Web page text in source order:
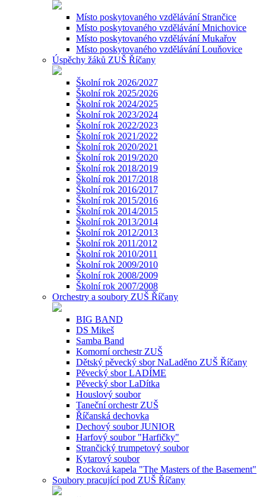
Místo poskytovaného vzdělávání Strančice
Místo poskytovaného vzdělávání Mnichovice
Místo poskytovaného vzdělávání Mukařov
Místo poskytovaného vzdělávání Louňovice
Úspěchy žáků ZUŠ Říčany
Školní rok 2026/2027
Školní rok 2025/2026
Školní rok 2024/2025
Školní rok 2023/2024
Školní rok 2022/2023
Školní rok 2021/2022
Školní rok 2020/2021
Školní rok 2019/2020
Školní rok 2018/2019
Školní rok 2017/2018
Školní rok 2016/2017
Školní rok 2015/2016
Školní rok 2014/2015
Školní rok 2013/2014
Školní rok 2012/2013
Školní rok 2011/2012
Školní rok 2010/2011
Školní rok 2009/2010
Školní rok 2008/2009
Školní rok 2007/2008
Orchestry a soubory ZUŠ Říčany
BIG BAND
DS Mikeš
Samba Band
Komorní orchestr ZUŠ
Dětský pěvecký sbor NaLaděno ZUŠ Říčany
Pěvecký sbor LADÍME
Pěvecký sbor LaDítka
Houslový soubor
Taneční orchestr ZUŠ
Říčanská dechovka
Dechový soubor JUNIOR
Harfový soubor "Harfičky"
Strančický trumpetový soubor
Kytarový soubor
Rocková kapela "The Masters of the Basement"
Soubory pracující pod ZUŠ Říčany